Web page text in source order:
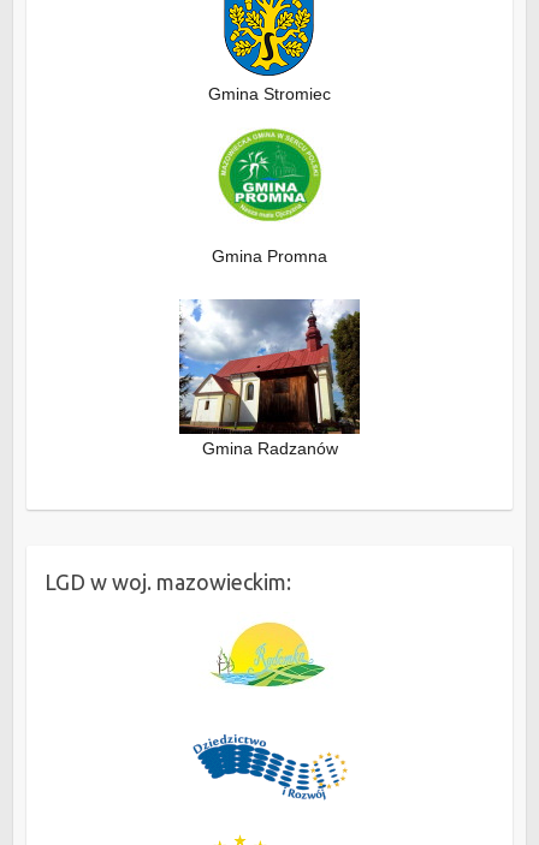
Gmina Stromiec
Gmina Promna
Gmina Radzanów
LGD w woj. mazowieckim: